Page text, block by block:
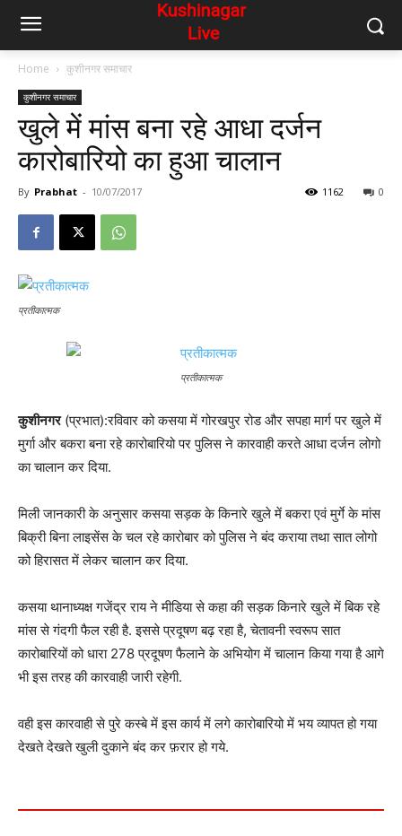
Home कुशीनगर समाचार
कुशीनगर समाचार
खुले में मांस बना रहे आधा दर्जन
कारोबारियो का हुआ चालान
By Prabhat - 10/07/2017 0
1162
प्रतीकात्मक
प्रतीकात्मक
कुशीनगर(प्रभात):रविवार को कसया में गोरखपुर रोड और सपहा मार्ग पर खुले में
मुर्गा और बकरा बना रहे कारोबारियो पर पुलिस ने कारवाही करते आधा दर्जन लोगो
का चालान कर दिया.
मिली जानकारी के अनुसार कसया सड़क के किनारे खुले में बकरा एवं मुर्गे के मांस
बिक्री बिना लाइसेंस के चल रहे कारोबार को पुलिस ने बंद कराया तथा सात लोगो
को हिरासत में लेकर चालान कर दिया.
कसया थानाध्यक्ष गजेंद्र राय ने मीडिया से कहा की सड़क किनारे खुले में बिक रहे
मांस से गंदगी फैल रही है. इससे प्रदूषण बढ़ रहा है, चेतावनी स्वरूप सात
कारोबारियों को धारा 278 प्रदूषण फैलाने के अभियोग में चालान किया गया है आगे
भी इस तरह की कारवाही जारी रहेगी.
वही इस कारवाही से पुरे कस्बे में इस कार्य में लगे कारोबारियो में भय व्यापत हो गया
देखते देखते खुली दुकाने बंद कर फ़रार हो गये.